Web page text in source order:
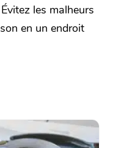
les malheurs
en un endroit